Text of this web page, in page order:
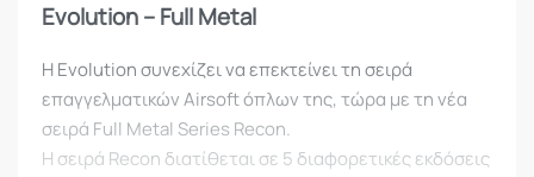
Evolution – Full Metal
Η Evolution συνεχίζει να επεκτείνει τη σειρά
επαγγελματικών Airsoft όπλων της, τώρα με τη νέα
σειρά Full Metal Series Recon.
Η σειρά Recon διατίθεται σε 5 διαφορετικές εκδόσεις